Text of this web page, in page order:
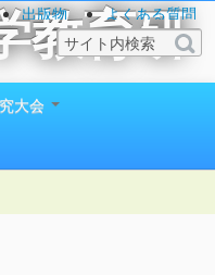
教育研
出版物
よくある質問
大会